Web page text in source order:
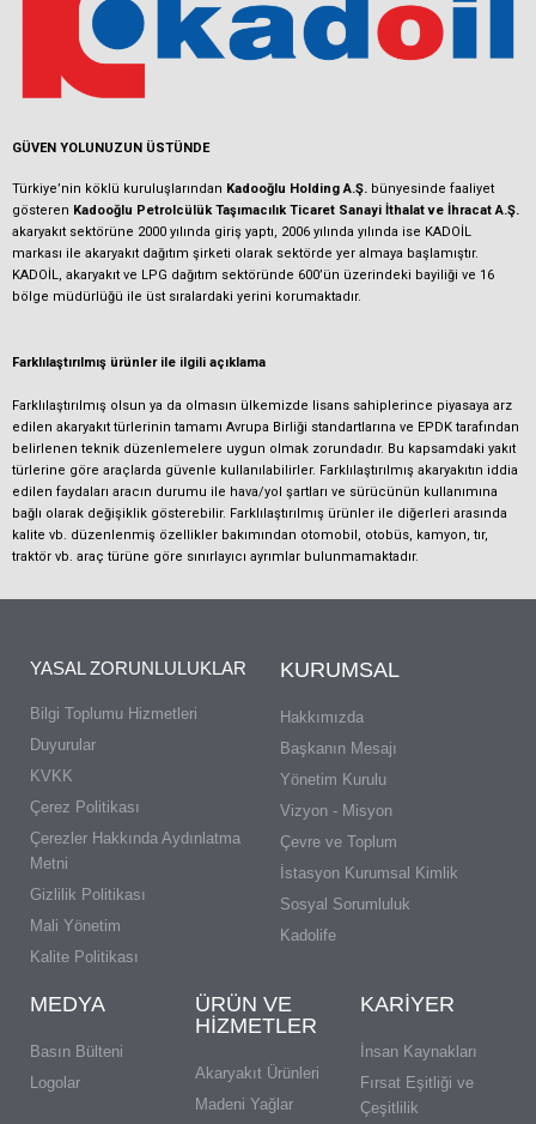
GÜVEN YOLUNUZUN ÜSTÜNDE
Türkiye’nin köklü kuruluşlarından Kadooğlu Holding A.Ş. bünyesinde faaliyet
gösteren Kadooğlu Petrolcülük Taşımacılık Ticaret Sanayi İthalat ve İhracat A.Ş.
akaryakıt sektörüne 2000 yılında giriş yaptı, 2006 yılında yılında ise KADOİL
markası ile akaryakıt dağıtım şirketi olarak sektörde yer almaya başlamıştır.
KADOİL, akaryakıt ve LPG dağıtım sektöründe 600’ün üzerindeki bayiliği ve 16
bölge müdürlüğü ile üst sıralardaki yerini korumaktadır.
Farklılaştırılmış ürünler ile ilgili açıklama
Farklılaştırılmış olsun ya da olmasın ülkemizde lisans sahiplerince piyasaya arz
edilen akaryakıt türlerinin tamamı Avrupa Birliği standartlarına ve EPDK tarafından
belirlenen teknik düzenlemelere uygun olmak zorundadır. Bu kapsamdaki yakıt
türlerine göre araçlarda güvenle kullanılabilirler. Farklılaştırılmış akaryakıtın iddia
edilen faydaları aracın durumu ile hava/yol şartları ve sürücünün kullanımına
bağlı olarak değişiklik gösterebilir. Farklılaştırılmış ürünler ile diğerleri arasında
kalite vb. düzenlenmiş özellikler bakımından otomobil, otobüs, kamyon, tır,
traktör vb. araç türüne göre sınırlayıcı ayrımlar bulunmamaktadır.
YASAL ZORUNLULUKLAR
Bilgi Toplumu Hizmetleri
Duyurular
KVKK
Çerez Politikası
Çerezler Hakkında Aydınlatma
Metni
Gizlilik Politikası
Mali Yönetim
Kalite Politikası
KURUMSAL
Hakkımızda
Başkanın Mesajı
Yönetim Kurulu
Vizyon - Misyon
Çevre ve Toplum
İstasyon Kurumsal Kimlik
Sosyal Sorumluluk
Kadolife
MEDYA
Basın Bülteni
Logolar
ÜRÜN VE
HIZMETLER
Akaryakıt Ürünleri
Madeni Yağlar
KARIYER
İnsan Kaynakları
Fırsat Eşitliği ve
Çeşitlilik